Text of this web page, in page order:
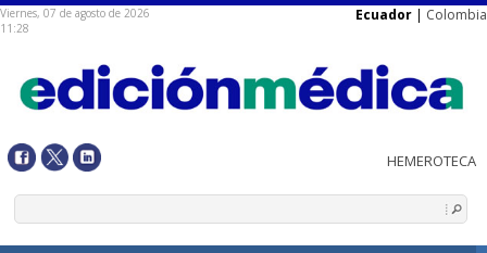
Viernes, 07 de agosto de 2026
11:28
Ecuador | Colombia